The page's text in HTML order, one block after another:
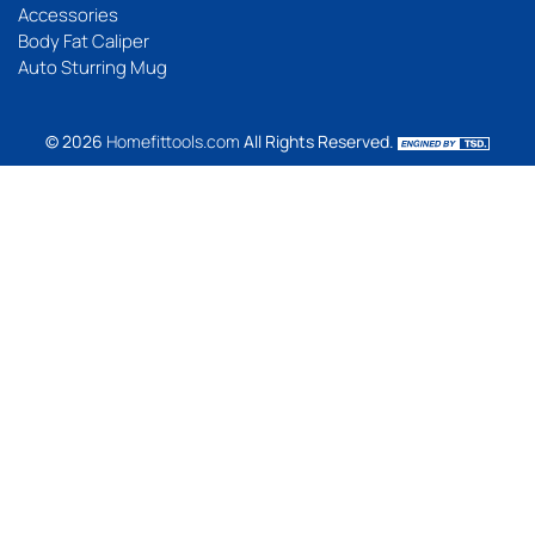
Accessories
Body Fat Caliper
Auto Sturring Mug
© 2026 Homefittools.com All Rights Reserved.